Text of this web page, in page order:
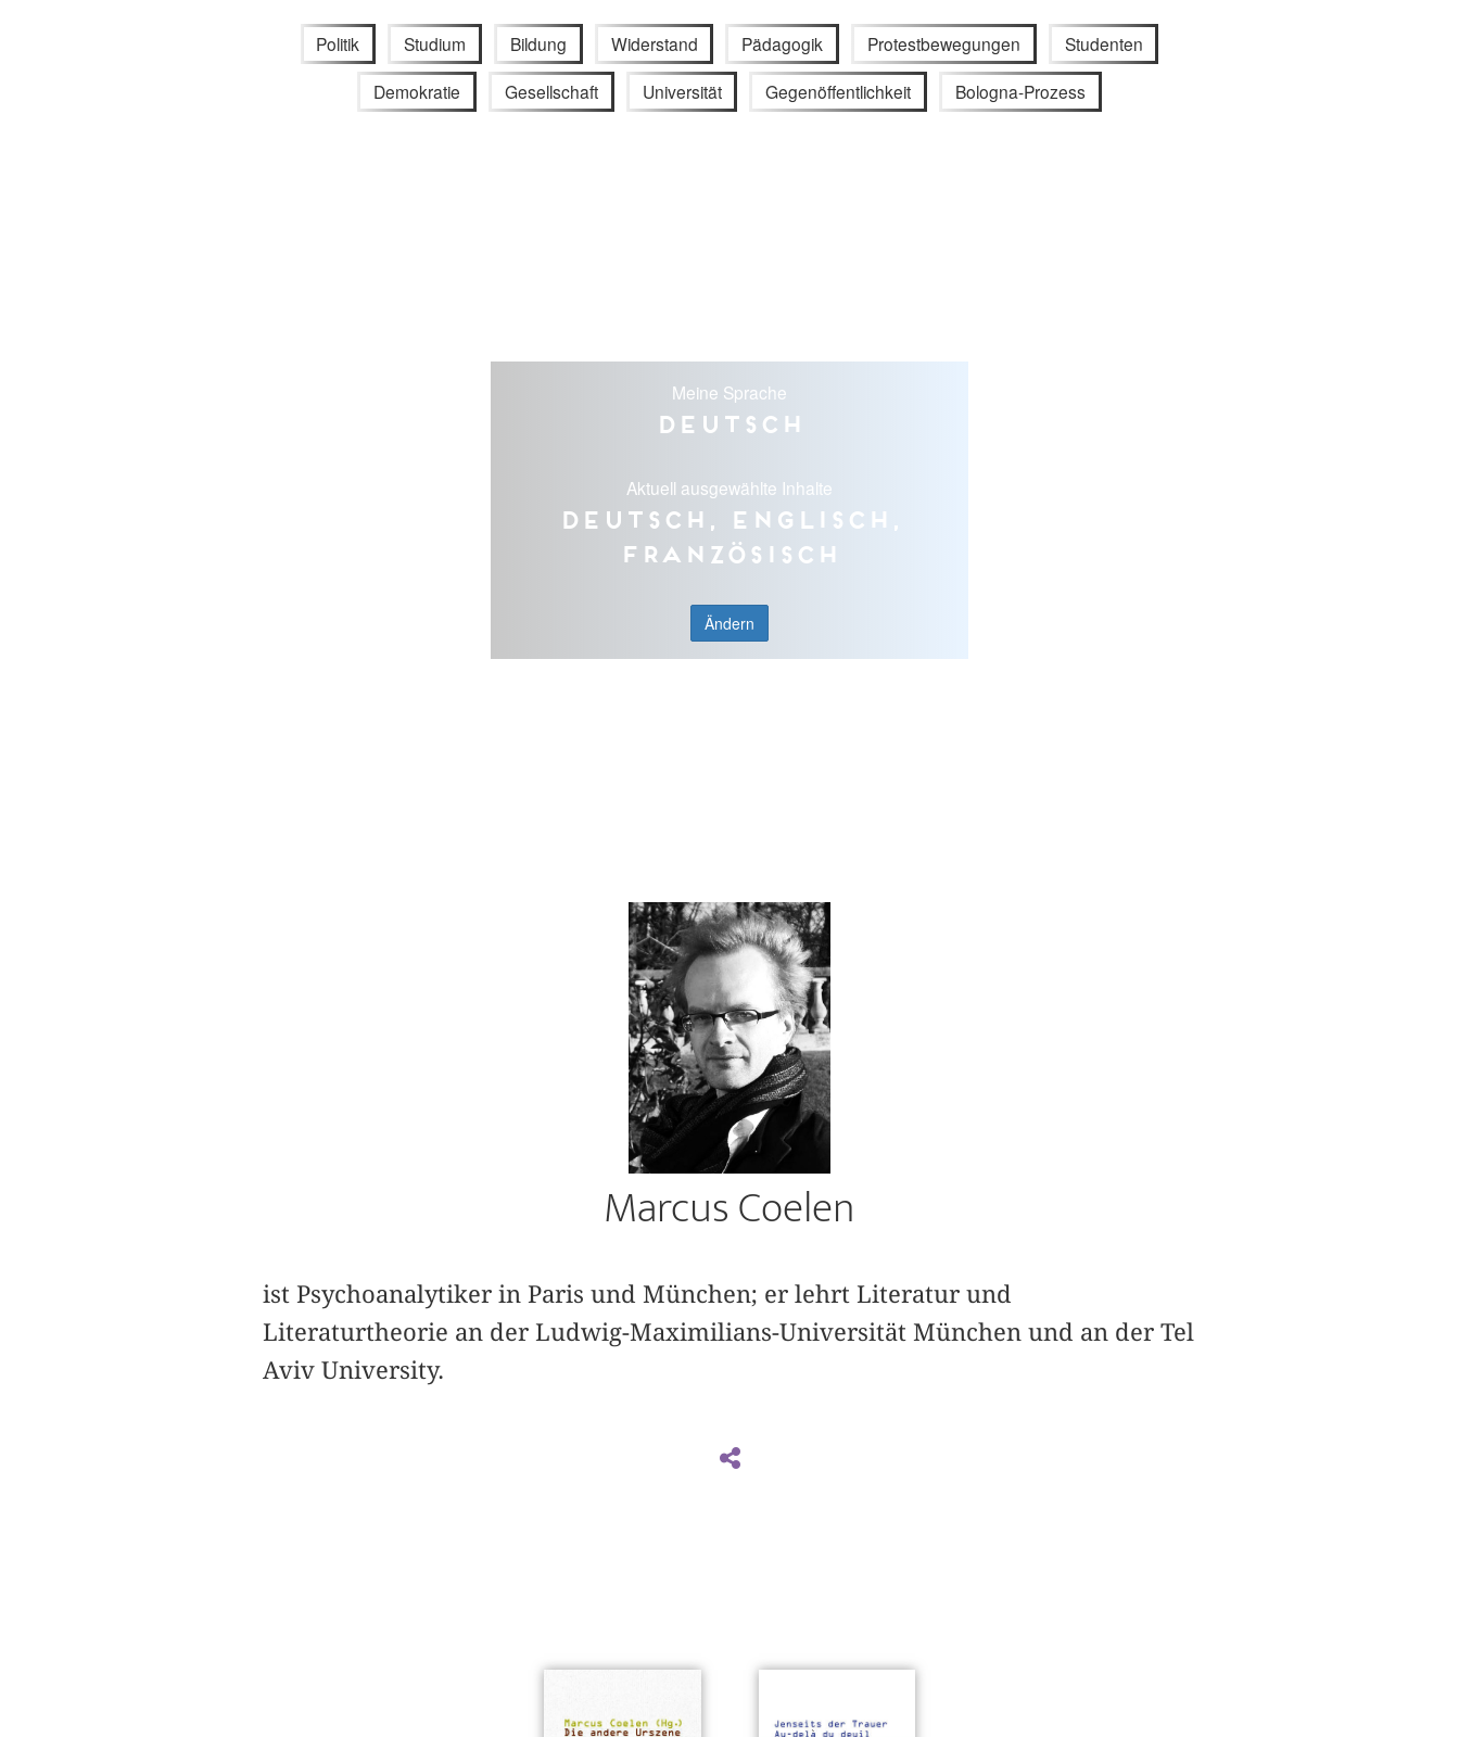
Politik Studium Bildung Widerstand Pädagogik Protestbewegungen Studenten
Demokratie Gesellschaft Universität Gegenöffentlichkeit Bologna-Prozess
Meine Sprache
Deutsch
Aktuell ausgewählte Inhalte
Deutsch, Englisch,
Französisch
Ändern
Marcus Coelen
ist Psychoanalytiker in Paris und München; er lehrt Literatur und
Literaturtheorie an der Ludwig-Maximilians-Universität München und an der Tel
Aviv University.